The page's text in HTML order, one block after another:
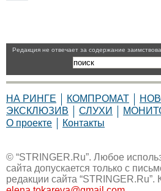
Pедакция не отвечает за содержание
НА РИНГЕ КОМПРОМАТ
ЭКСКЛЮЗИВ
СЛУХИ
О проекте
Контакты
© “STRINGER.Ru”. Любое
сайта допускается только с
редакции сайта “STRINGER.Ru”.